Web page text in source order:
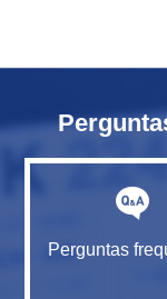
Perguntas